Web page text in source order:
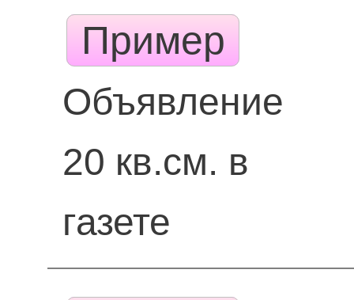
Пример
Объявление
20 кв.см. в
газете